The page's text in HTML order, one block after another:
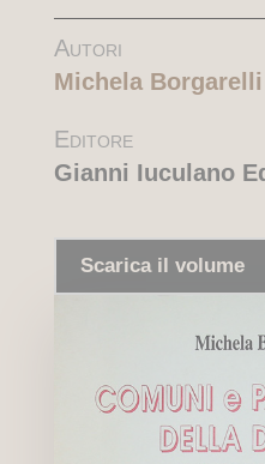
Autori
Michela Borgarelli
Editore
Gianni Iuculano
Scarica il volume